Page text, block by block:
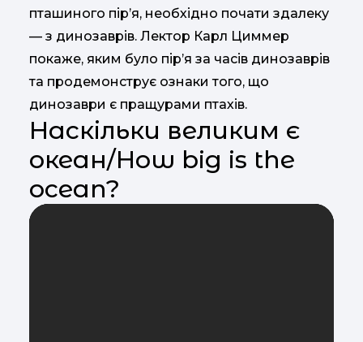
пташиного пір’я, необхідно почати здалеку
— з динозаврів. Лектор Карл Циммер
покаже, яким було пір’я за часів динозаврів
та продемонструє ознаки того, що
динозаври є пращурами птахів.
Наскільки великим є
океан/How big is the
ocean?